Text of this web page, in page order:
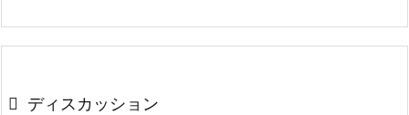
ディスカッション